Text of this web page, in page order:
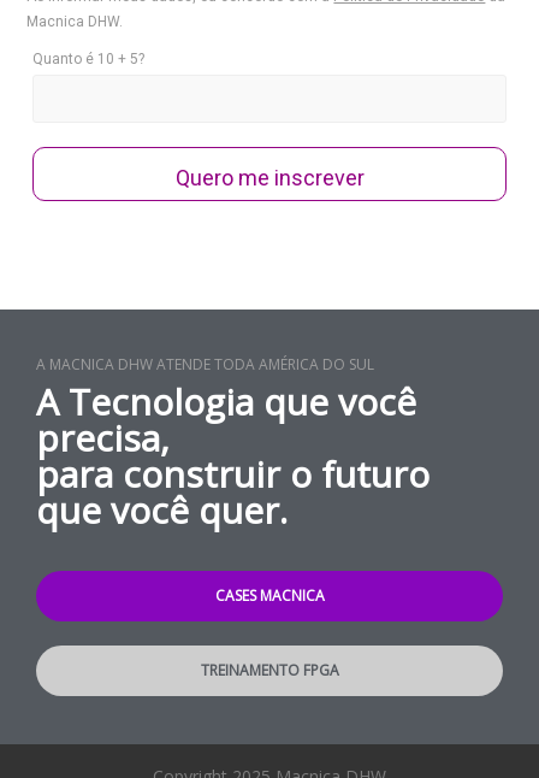
Macnica DHW.
Quanto é 10 + 5?
Quero me inscrever
A MACNICA DHW ATENDE TODA AMÉRICA DO SUL
A Tecnologia que você
precisa,
para construir o futuro
que você quer.
CASES MACNICA
TREINAMENTO FPGA